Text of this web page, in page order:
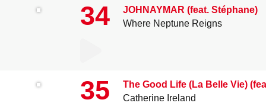
34
JOHNAYMAR (feat. Stéphane)
Where Neptune Reigns
35
The Good Life (La Belle Vie)
Catherine Ireland